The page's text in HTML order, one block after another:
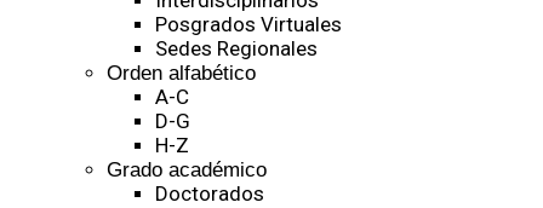
Posgrados Virtuales
Sedes Regionales
Orden alfabético
A-C
D-G
H-Z
Grado académico
Doctorados